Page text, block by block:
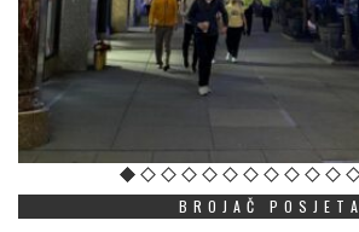
BROJAČ POSJETA